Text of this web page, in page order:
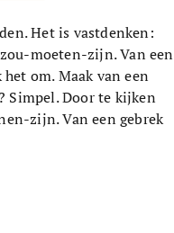
Het is vastdenken:
moeten-zijn. Van een
om. Maak van een
Simpel. Door te kijken
zijn. Van een gebrek